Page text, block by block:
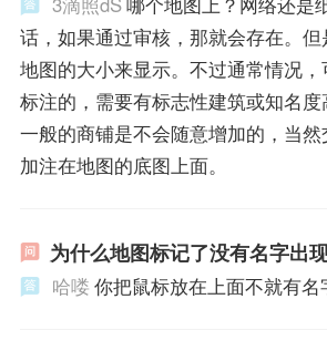
话，如果通过审核，那就会存在。
地图的大小来显示。不过通常情况，
标注的，需要有标志性建筑或知名度
一般的商铺是不会随意增加的，当然
加注在地图的底图上面。
为什么地图标记了没有名字出
哈喽 你把鼠标放在上面不就有名